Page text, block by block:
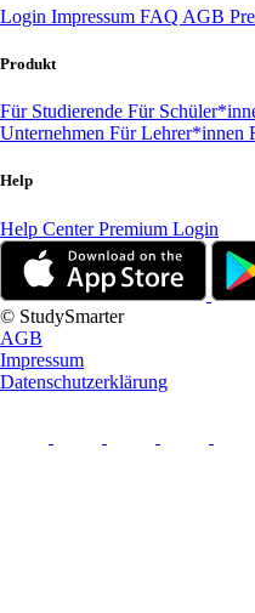
Login Impressum FAQ AGB
Produkt
Für Studierende Für
Unternehmen Für Lehrer*innen
Help
Help CenterPremium Login
© StudySmarter
AGB
Impressum
Datenschutzerklärung